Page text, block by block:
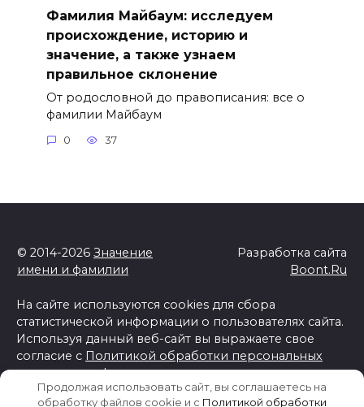
Фамилия Майбаум: исследуем
происхождение, историю и
значение, а также узнаем
правильное склонение
От родословной до правописания: все о
фамилии Майбаум
0 37
© 2014-2026 Значение
имени и фамилии
Разработка сайта
Boont.Ru
На сайте используются cookies для сбора
статистической информации о пользователях сайта.
Используя данный веб-сайт вы выражаете свое
согласие с Политикой обработки персональных
данных и конфиденциальности
Отказ от ответственности
Продолжая использовать сайт, вы соглашаетесь на
обработку файлов cookie и c Политикой обработки